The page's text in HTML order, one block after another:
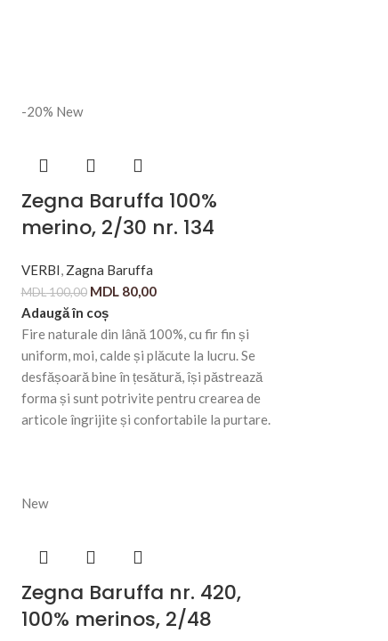
-20% New
Zegna Baruffa 100%
merino, 2/30 nr. 134
VERBI, Zagna Baruffa
MDL100,00 MDL80,00
Adaugă în coș
Fire naturale din lână 100%, cu fir fin și
uniform, moi, calde și plăcute la lucru. Se
desfășoară bine în țesătură, își păstrează
forma și sunt potrivite pentru crearea de
articole îngrijite și confortabile la purtare.
New
Zegna Baruffa nr. 420,
100% merinos, 2/48